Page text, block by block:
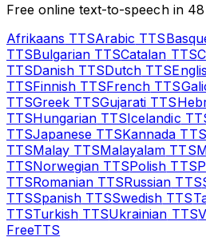
Free online text-to-speech in 48
Afrikaans TTSArabic TTS
TTSBulgarian TTSCatalan TTS
TTSDanish TTSDutch TTS
TTSFinnish TTSFrench TTS
TTSGreek TTSGujarati TTS
TTSHungarian TTSIcelandic
TTSJapanese TTSKannada TTS
TTSMalay TTSMalayalam TTS
TTSNorwegian TTSPolish TTS
TTSRomanian TTSRussian TTS
TTSSpanish TTSSwedish TTS
TTSTurkish TTSUkrainian TTS
FreeTTS